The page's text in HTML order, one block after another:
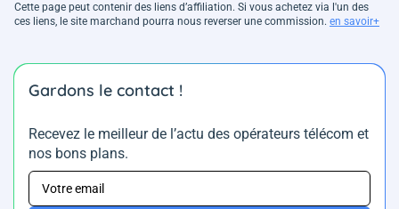
Cette page peut contenir des liens d’affiliation. Si vous achetez via l'un des
ces liens, le site marchand pourra nous reverser une commission. en savoir+
Gardons le contact !
Recevez le meilleur de l’actu des opérateurs télécom et
nos bons plans.